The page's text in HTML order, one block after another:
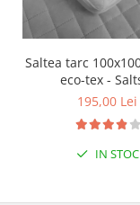
Saltea tarc
eco-tex -
195,00 Lei
IN STOC